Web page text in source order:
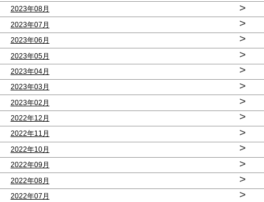
2023年08月 >
2023年07月 >
2023年06月 >
2023年05月 >
2023年04月 >
2023年03月 >
2023年02月 >
2022年12月 >
2022年11月 >
2022年10月 >
2022年09月 >
2022年08月 >
2022年07月 >